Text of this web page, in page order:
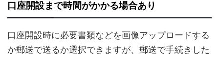
口座開設まで時間がかかる場合あり
口座開設時に必要書類などを画像アップロードする
か郵送で送るか選択できますが、郵送で手続きした